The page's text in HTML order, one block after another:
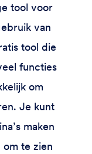
tool voor
van
tool die
functies
om
Je kunt
maken
te zien